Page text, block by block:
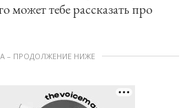
может тебе рассказать про
– ПРОДОЛЖЕНИЕ НИЖЕ